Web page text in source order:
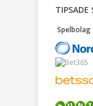
TIPSADE
Spelbolag